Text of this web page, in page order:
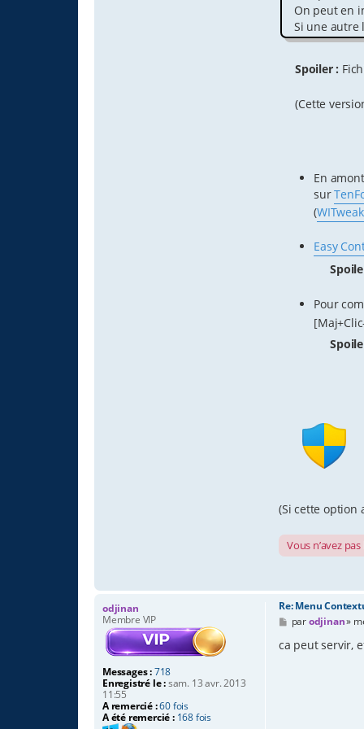
On peut en
Si une autre
Spoiler :
(Cette
En
sur
(
Easy
Pour
(Si cette option
Vous n’avez
odjinan
Membre VIP
Messages :718
Enregistré le :sam. 13 avr. 2013
11:55
A remercié :60 fois
A été remercié : 168 fois
Re: Menu
M
e
s
parodjinan»
ca peut servir,